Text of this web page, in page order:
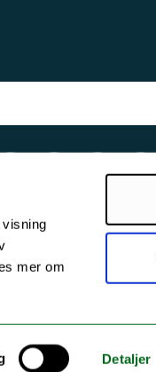
mer om
Detaljer